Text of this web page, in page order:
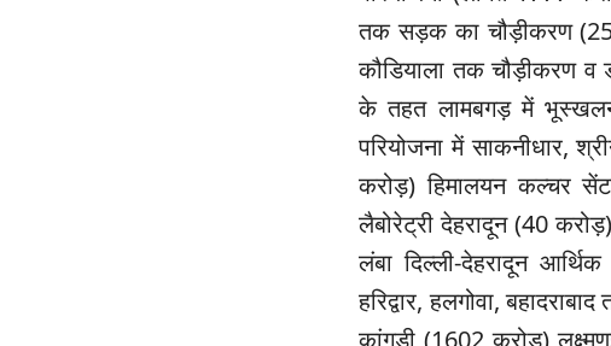
तक सड़क का चौड़ीकरण
कौडियाला तक चौड़ीकरण व
के तहत लामबगड़ में
परियोजना में साकनीधार,
करोड़) हिमालयन कल्चर
लैबोरेट्री देहरादून (40
लंबा दिल्ली-देहरादून
हरिद्वार, हलगोवा,